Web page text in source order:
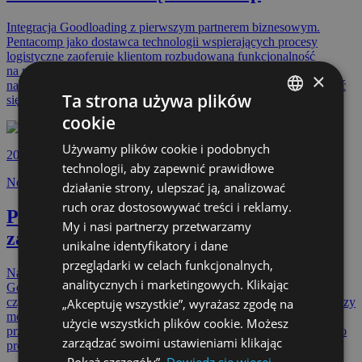
Integracja Goodloading z pierwszym partnerem biznesowym.
Pentacomp jako dostawca technologii wspierających procesy
logistyczne zaoferuje klientom rozbudowaną funkcjonalność
na platformie INPLO. To innowacyjne rozwiązanie klasy TMS
na polskim rynku. Niebawem pierwsi klienci będą mogli zapoznać
się z naszymi wspólnymi rozwiązaniami.
2021-11-03
Nowe technologie
Pełna integracja z Goodloading
za pomocą API
Na początku 2021 roku wdrożyliśmy możliwość integracji
Goodloading z zewnętrznymi systemami klasy TMS, WMS
czy ERP. Dzięki opracowanej metodzie API, zintegrowani partnerzy
mogą automatycznie otrzymać wyniki obliczeń wolnej i zajętej
przestrzeni ładunkowej wraz z linkiem do wizualizacji uzyskanego
projektu.
ENGLISH
CZECH
FRENCH
LITHUANIAN
RUSSIAN
TURKISH
×
Ta strona używa plików
cookie
Używamy plików cookie i podobnych
technologii, aby zapewnić prawidłowe
działanie strony, ulepszać ją, analizować
ruch oraz dostosowywać treści i reklamy.
My i nasi partnerzy przetwarzamy
unikalne identyfikatory i dane
przeglądarki w celach funkcjonalnych,
analitycznych i marketingowych. Klikając
„Akceptuję wszystkie”, wyrażasz zgodę na
użycie wszystkich plików cookie. Możesz
zarządzać swoimi ustawieniami klikając